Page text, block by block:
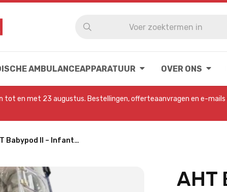
AMBULANCEAPPARATUUR OVER ONS
tot en met 23 augustus. Bestellingen, offerteaanvragen en e-
Babypod II – Infant…
AHT